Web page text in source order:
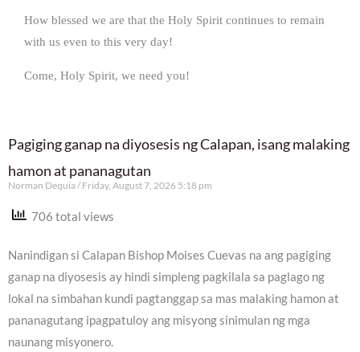
How blessed we are that the Holy Spirit continues to remain
with us even to this very day!
Come, Holy Spirit, we need you!
Pagiging ganap na diyosesis ng Calapan, isang malaking
hamon at pananagutan
Norman Dequia Friday, August 7, 2026 5:18 pm
706 total views
Nanindigan si Calapan Bishop Moises Cuevas na ang pagiging
ganap na diyosesis ay hindi simpleng pagkilala sa paglago ng
lokal na simbahan kundi pagtanggap sa mas malaking hamon at
pananagutang ipagpatuloy ang misyong sinimulan ng mga
naunang misyonero.